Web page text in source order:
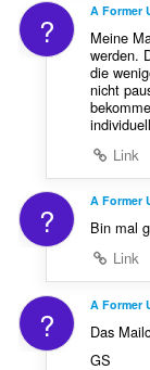
? A Former
Meine
werden.
die
nicht
Link
? A Former
Bin mal
Link
? A Former
Das
GS